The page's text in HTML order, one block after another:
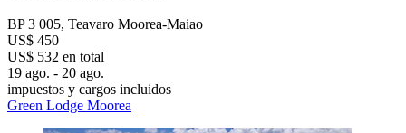
BP 3 005, Teavaro Moorea-Maiao
US$ 450
US$ 532 en total
19 ago. - 20 ago.
impuestos y cargos incluidos
Green Lodge Moorea